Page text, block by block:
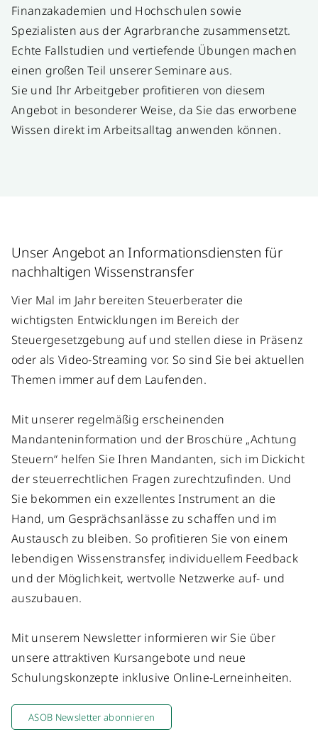
Finanzakademien und Hochschulen sowie
Spezialisten aus der Agrarbranche zusammensetzt.
Echte Fallstudien und vertiefende Übungen machen
einen großen Teil unserer Seminare aus.
Sie und Ihr Arbeitgeber profitieren von diesem
Angebot in besonderer Weise, da Sie das erworbene
Wissen direkt im Arbeitsalltag anwenden können.
Unser Angebot an Informationsdiensten für
nachhaltigen Wissenstransfer
Vier Mal im Jahr bereiten Steuerberater die
wichtigsten Entwicklungen im Bereich der
Steuergesetzgebung auf und stellen diese in Präsenz
oder als Video-Streaming vor. So sind Sie bei aktuellen
Themen immer auf dem Laufenden.
Mit unserer regelmäßig erscheinenden
Mandanteninformation und der Broschüre „Achtung
Steuern“ helfen Sie Ihren Mandanten, sich im Dickicht
der steuerrechtlichen Fragen zurechtzufinden. Und
Sie bekommen ein exzellentes Instrument an die
Hand, um Gesprächsanlässe zu schaffen und im
Austausch zu bleiben. So profitieren Sie von einem
lebendigen Wissenstransfer, individuellem Feedback
und der Möglichkeit, wertvolle Netzwerke auf- und
auszubauen.
Mit unserem Newsletter informieren wir Sie über
unsere attraktiven Kursangebote und neue
Schulungskonzepte inklusive Online-Lerneinheiten.
ASOB Newsletter abonnieren